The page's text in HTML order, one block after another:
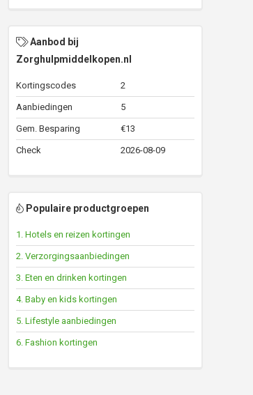
Aanbod bij
Zorghulpmiddelkopen.nl
Kortingscodes 2
Aanbiedingen 5
Gem. Besparing €13
Check 2026-08-09
Populaire productgroepen
1. Hotels en reizen kortingen
2. Verzorgingsaanbiedingen
3. Eten en drinken kortingen
4. Baby en kids kortingen
5. Lifestyle aanbiedingen
6. Fashion kortingen